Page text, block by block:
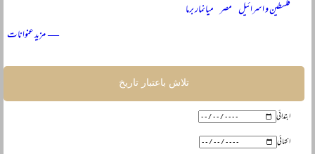
فلسطین و اسرائیل مصر میانمار برما
— مزید عنوانات
تلاش باعتبار تاریخ
ابتدائی
انتہائی